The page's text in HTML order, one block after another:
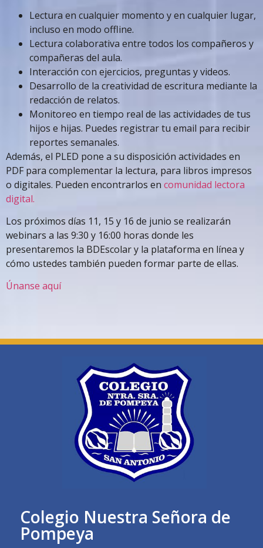
Lectura en cualquier momento y en cualquier lugar,
incluso en modo offline.
Lectura colaborativa entre todos los compañeros y
compañeras del aula.
Interacción con ejercicios, preguntas y videos.
Desarrollo de la creatividad de escritura mediante la
redacción de relatos.
Monitoreo en tiempo real de las actividades de tus
hijos e hijas. Puedes registrar tu email para recibir
reportes semanales.
Además, el PLED pone a su disposición actividades en
PDF para complementar la lectura, para libros impresos
o digitales. Pueden encontrarlos en comunidad lectora
digital.
Los próximos días 11, 15 y 16 de junio se realizarán
webinars a las 9:30 y 16:00 horas donde les
presentaremos la BDEscolar y la plataforma en línea y
cómo ustedes también pueden formar parte de ellas.
Únanse aquí
Colegio Nuestra Señora de
Pompeya